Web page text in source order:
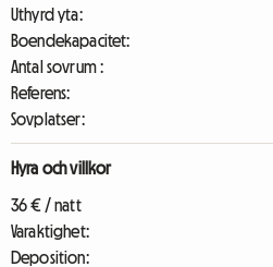
Uthyrd yta:
Boendekapacitet:
Antal sovrum :
Referens:
Sovplatser:
Hyra och villkor
36 € / natt
Varaktighet:
Deposition: